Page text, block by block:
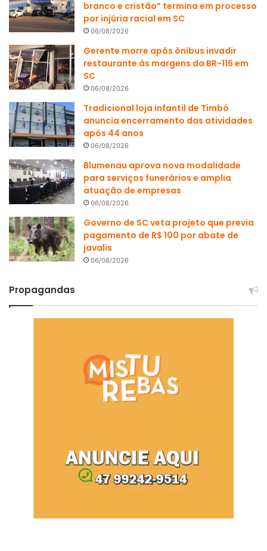
branco e cristão” termina em processo
por injúria racial em SC
06/08/2026
Gerente morre após ônibus invadir
restaurante às margens da BR-116 em
SC
06/08/2026
Tradicional loja infantil de Timbó
anuncia encerramento das atividades
após 44 anos
06/08/2026
Blumenau aprova nova modalidade
para serviços funerários e amplia
atuação de empresas
06/08/2026
Governo de SC veta projeto que previa
pagamento de R$ 100 por abate de
javalis
06/08/2026
Propagandas